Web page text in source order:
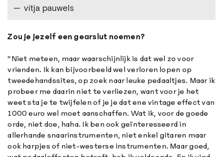
vitja pauwels
Zou je jezelf een gearslut noemen?
“Niet meteen, maar waarschijnlijk is dat wel zo voor
vrienden. Ik kan bijvoorbeeld wel verloren lopen op
tweedehandssites, op zoek naar leuke pedaaltjes. Maar ik
probeer me daarin niet te verliezen, want voor je het
weet sta je te twijfelen of je je dat ene vintage effect van
1000 euro wel moet aanschaffen. Wat ik, voor de goede
orde, niet doe, haha. Ik ben ook geïnteresseerd in
allerhande snaarinstrumenten, niet enkel gitaren maar
ook harpjes of niet-westerse instrumenten. Maar goed,